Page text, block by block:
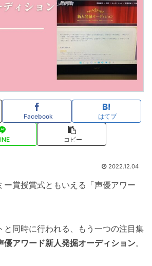
Facebook はてブ
コピー
2022.12.04
ー賞授賞式ともいえる「声優アワー
と同時に行われる、もう一つの注目集
優アワード新人発掘オーディション。